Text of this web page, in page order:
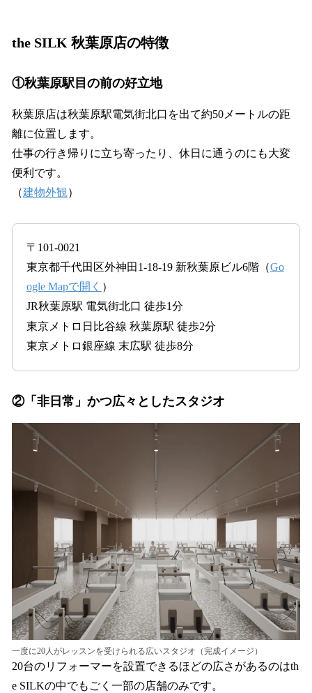
the SILK 秋葉原店の特徴
①秋葉原駅目の前の好立地
秋葉原店は秋葉原駅電気街北口を出て約50メートルの距
離に位置します。
仕事の行き帰りに立ち寄ったり、休日に通うのにも大変
便利です。
（建物外観）
〒101-0021
東京都千代田区外神田1-18-19 新秋葉原ビル6階（Go
ogle Mapで開く ）
JR秋葉原駅 電気街北口 徒歩1分
東京メトロ日比谷線 秋葉原駅 徒歩2分
東京メトロ銀座線 末広駅 徒歩8分
②「非日常」かつ広々としたスタジオ
一度に20人がレッスンを受けられる広いスタジオ（完成イメージ）
20台のリフォーマーを設置できるほどの広さがあるのはth
e SILKの中でもごく一部の店舗のみです。